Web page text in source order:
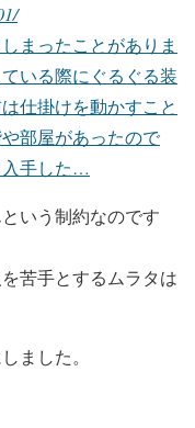
まったことがありま
いる際にぐるぐる装
仕掛けを動かすこと
部屋があったので
入手した…
という制約なのです
苦手とするムラタは
ました。